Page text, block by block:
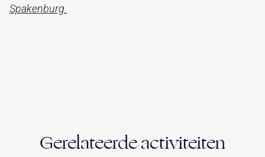
Spakenburg.
Gerelateerde activiteiten